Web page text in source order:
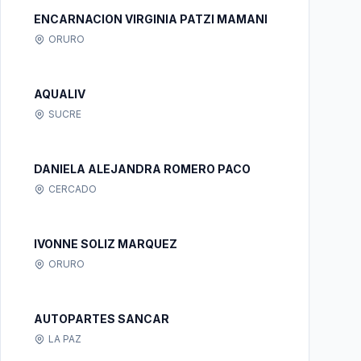
ENCARNACION VIRGINIA PATZI MAMANI
ORURO
AQUALIV
SUCRE
DANIELA ALEJANDRA ROMERO PACO
CERCADO
IVONNE SOLIZ MARQUEZ
ORURO
AUTOPARTES SANCAR
LA PAZ